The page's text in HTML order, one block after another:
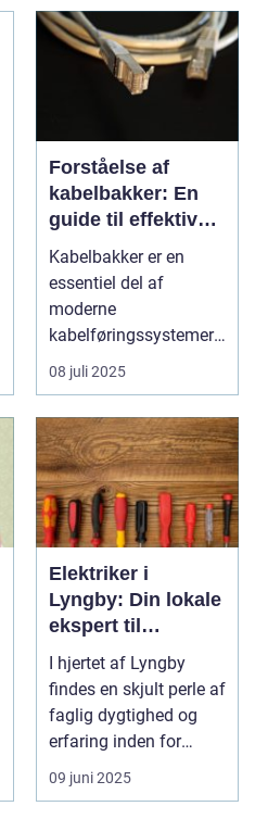
Forståelse af
kabelbakker: En
guide til effektiv
kabelføring
Kabelbakker er en
essentiel del af
moderne
kabelføringssystemer,
der sikrer sikker og
organis...
08 juli 2025
Elektriker i
Lyngby: Din lokale
ekspert til
elinstallationer
I hjertet af Lyngby
findes en skjult perle af
faglig dygtighed og
erfaring inden for
elektriske inst...
09 juni 2025